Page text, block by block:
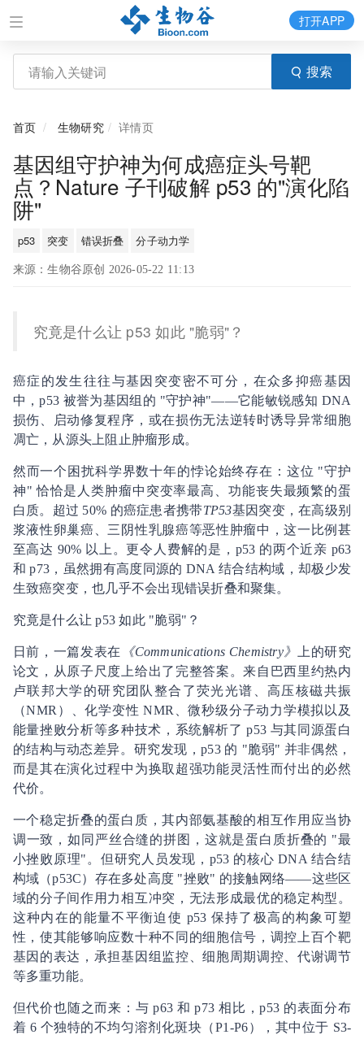
搜索
打开APP
首页 生物研究 详情页
基因组守护神为何成癌症头号靶
点？Nature 子刊破解 p53 的"演化陷
阱"
p53 突变 错误折叠 分子动力学
来源：生物谷原创 2026-05-22 11:13
究竟是什么让 p53 如此 "脆弱"？
癌症的发生往往与基因突变密不可分，在众多抑癌基因
中，p53 被誉为基因组的 "守护神"——它能敏锐感知 DNA
损伤、启动修复程序，或在损伤无法逆转时诱导异常细胞
凋亡，从源头上阻止肿瘤形成。
然而一个困扰科学界数十年的悖论始终存在：这位 "守护
神" 恰恰是人类肿瘤中突变率最高、功能丧失最频繁的蛋
白质。超过 50% 的癌症患者携带TP53基因突变，在高级别
浆液性卵巢癌、三阴性乳腺癌等恶性肿瘤中，这一比例甚
至高达 90% 以上。更令人费解的是，p53 的两个近亲 p63
和 p73，虽然拥有高度同源的 DNA 结合结构域，却极少发
生致癌突变，也几乎不会出现错误折叠和聚集。
究竟是什么让 p53 如此 "脆弱"？
日前，一篇发表在 《Communications Chemistry》
上的研究
论文，从原子尺度上给出了完整答案。来自巴西里约热内
卢联邦大学的研究团队整合了荧光光谱、高压核磁共振
（NMR）、化学变性 NMR、微秒级分子动力学模拟以及
能量挫败分析等多种技术，系统解析了 p53 与其同源蛋白
的结构与动态差异。研究发现，p53 的 "脆弱" 并非偶然，
而是其在演化过程中为换取超强功能灵活性而付出的必然
代价。
一个稳定折叠的蛋白质，其内部氨基酸的相互作用应当协
调一致，如同严丝合缝的拼图，这就是蛋白质折叠的 "最
小挫败原理"。但研究人员发现，p53 的核心 DNA 结合结
构域（p53C）存在多处高度 "挫败" 的接触网络——这些区
域的分子间作用力相互冲突，无法形成最优的稳定构型。
这种内在的能量不平衡迫使 p53 保持了极高的构象可塑
性，使其能够响应数十种不同的细胞信号，调控上百个靶
基因的表达，承担基因组监控、细胞周期调控、代谢调节
等多重功能。
但代价也随之而来：与 p63 和 p73 相比，p53 的表面分布
着 6 个独特的不均匀溶剂化斑块（P1-P6），其中位于 S3-